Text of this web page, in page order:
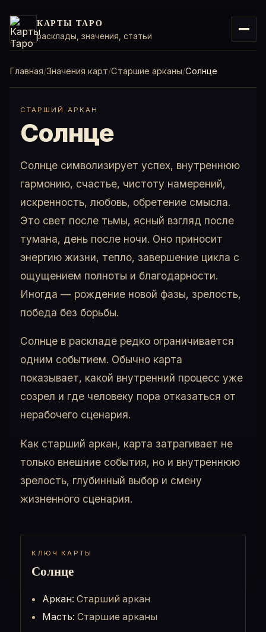
КАРТЫ ТАРО
расклады, значения, статьи
Главная Значения карт Старшие арканы Солнце
СТАРШИЙ АРКАН
Солнце
Солнце символизирует успех, внутреннюю
гармонию, счастье, чистоту намерений,
искренность, любовь, обретение смысла.
Это свет после тьмы, ясный взгляд после
тумана, день после ночи. Оно приносит
энергию жизни, тепло, завершение цикла с
ощущением полноты и благодарности.
Иногда — рождение новой фазы, зрелость,
победа без борьбы.
Солнце в раскладе редко ограничивается
одним событием. Обычно карта
показывает, какой внутренний процесс уже
созрел и где человеку пора отказаться от
нерабочего сценария.
Как старший аркан, карта затрагивает не
только внешние события, но и внутреннюю
зрелость, глубинный выбор и смену
жизненного сценария.
КЛЮЧ КАРТЫ
Солнце
Аркан: Старший аркан
Масть: Старшие арканы